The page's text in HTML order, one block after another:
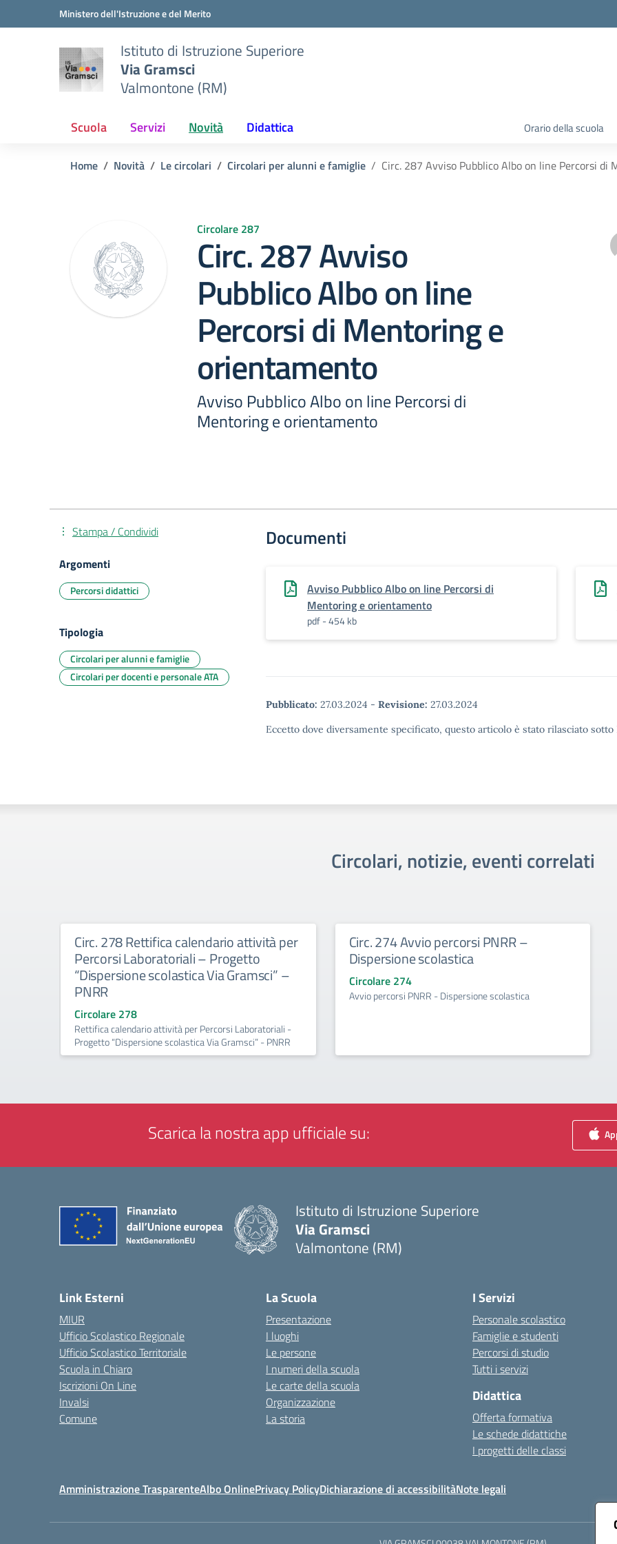
Vai ai contenuti
Vai al menu di navigazioneMinistero dell'Istruzione e del Merito
Istituto di Istruzione Superiore
Via Gramsci
Valmontone (RM)
Scuola Servizi Novità Didattica Orario della scuola
Home Novità Le circolari Circolari per alunni e famiglie Circ. 287 Avviso Pubblico Albo on line Percorsi
Circolare 287
Circ. 287 Avviso
Pubblico Albo on line
Percorsi di Mentoring e
orientamento
Avviso Pubblico Albo on line Percorsi di
Mentoring e orientamento
Documenti
Avviso Pubblico Albo on line Percorsi di
Mentoring e orientamento
pdf - 454 kb
Pubblicato: 27.03.2024 - Revisione: 27.03.2024
Eccetto dove diversamente specificato, questo articolo è stato rilasciato
Stampa / Condividi
Argomenti
Percorsi didattici
Tipologia
Circolari per alunni e famiglie
Circolari per docenti e personale ATA
Circolari, notizie, eventi correlati
Circ. 278 Rettifica calendario attività per
Percorsi Laboratoriali – Progetto
“Dispersione scolastica Via Gramsci” –
PNRR
Circolare 278
Rettifica calendario attività per Percorsi Laboratoriali -
Progetto “Dispersione scolastica Via Gramsci” - PNRR
Circ. 274 Avvio percorsi PNRR –
Dispersione scolastica
Circolare 274
Avvio percorsi PNRR - Dispersione scolastica
Scarica la nostra app ufficiale su:
Istituto di Istruzione Superiore
Via Gramsci
Valmontone (RM)
Link Esterni
MIUR
Ufficio Scolastico Regionale
Ufficio Scolastico Territoriale
Scuola in Chiaro
Iscrizioni On Line
Invalsi
Comune
La Scuola
Presentazione
I luoghi
Le persone
I numeri della scuola
Le carte della scuola
Organizzazione
La storia
I Servizi
Personale scolastico
Famiglie e studenti
Percorsi di studio
Tutti i servizi
Didattica
Offerta formativa
Le schede didattiche
I progetti delle classi
Amministrazione TrasparenteAlbo OnlinePrivacy PolicyDichiarazione di accessibilitàNote legali